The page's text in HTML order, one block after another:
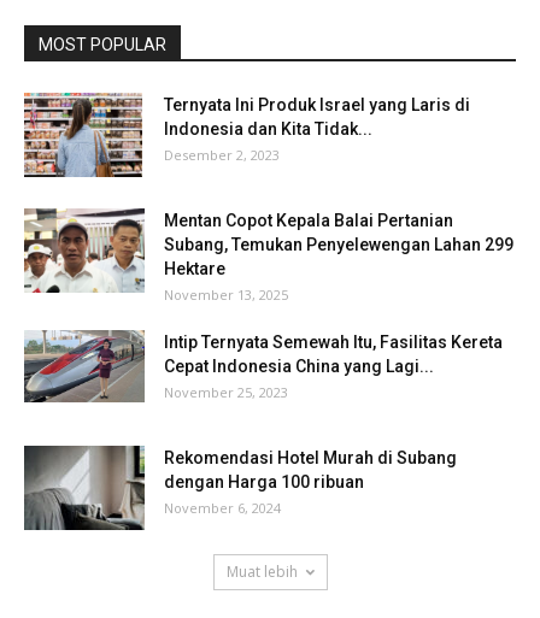
MOST POPULAR
Ternyata Ini Produk Israel yang Laris di
Indonesia dan Kita Tidak...
Desember 2, 2023
Mentan Copot Kepala Balai Pertanian
Subang, Temukan Penyelewengan Lahan 299
Hektare
November 13, 2025
Intip Ternyata Semewah Itu, Fasilitas Kereta
Cepat Indonesia China yang Lagi...
November 25, 2023
Rekomendasi Hotel Murah di Subang
dengan Harga 100 ribuan
November 6, 2024
Muat lebih